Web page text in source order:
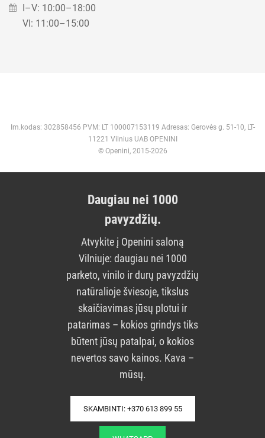
I–V: 10:00–18:00
VI: 11:00–15:00
Im.kodas: 302858456 PVM: LT 100007153119 Adresas: Gerovės g. 51-10, LT-
11221 Vilnius UAB OPENINI
© Openini, 2015-2026
Daugiau nei 1000
pavyzdžių.
Atvykite į Openini saloną
Vilniuje: daugiau nei 1000
parketo, vinilo ir durų pavyzdžių
natūralioje šviesoje, tikslus
skaičiavimas jūsų plotui ir
patarimas – kokios grindys tiks
būtent jūsų patalpai, o kokios
nevertos savo kainos. Kava –
mūsų.
SKAMBINTI: +370 613 899 55